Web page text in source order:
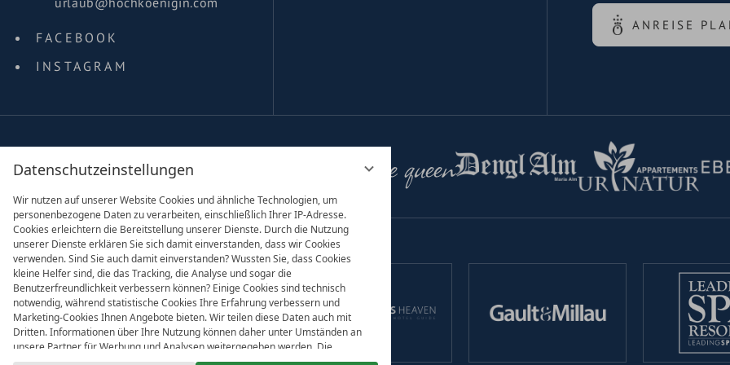
Datenschutzeinstellungen
Wir nutzen auf unserer Website Cookies und ähnliche Technologien, um
personenbezogene Daten zu verarbeiten, einschließlich Ihrer IP-Adresse.
Cookies erleichtern die Bereitstellung unserer Dienste. Durch die Nutzung
unserer Dienste erklären Sie sich damit einverstanden, dass wir Cookies
verwenden. Sind Sie auch damit einverstanden? Wussten Sie, dass Cookies
kleine Helfer sind, die das Tracking, die Analyse und sogar die
Benutzerfreundlichkeit verbessern können? Einige Cookies sind technisch
notwendig, während statistische Cookies Ihre Erfahrung verbessern und
Marketing-Cookies Ihnen Angebote bieten. Wir teilen diese Daten auch mit
Dritten. Informationen über Ihre Nutzung können daher unter Umständen an
unsere Partner für Werbung und Analysen weitergegeben werden. Die
Verarbeitung der Daten erfolgt entweder mit Ihrer Zustimmung oder aufgrund
FACEBOOK
INSTAGRAM
ANREISE
family of the queen
Partner & Co